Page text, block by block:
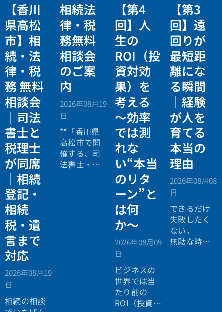
【香川
県高松
市】相
続・法
律・税
務 無料
相談会
｜司法
書士と
税理士
が同席
｜相続
登記・
相続
税・遺
言まで
対応
2026年08月19
日
相続の相談
相続法
律・税
務無料
相談会
のご案
内
2026年08月19
日
**「香川県
高松市で開
催する、司
法書士・税
【第4
回】人
生の
ROI（投
資対効
果）を
考える
〜効率
では測
れな
い“本当
のリタ
ーン”と
は何
か〜
2026年08月09
日
ビジネスの
世界では当
たり前の
ROI（投資対
【第3
回】遠
回りが
最短距
離にな
る瞬間
｜経験
が人を
育てる
本当の
理由
2026年08月08
日
できるだけ
失敗したく
ない。
無駄な時間